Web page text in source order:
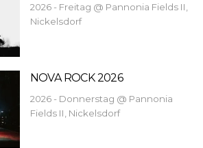
2026 - Freitag @ Pannonia Fields II,
Nickelsdorf
NOVA ROCK 2026
2026 - Donnerstag @ Pannonia
Fields II, Nickelsdorf